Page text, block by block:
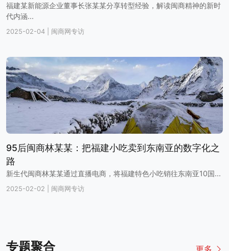
福建某新能源企业董事长张某某分享转型经验，解读闽商精神的新时
代内涵...
2025-02-04 闽商网专访
95后闽商林某某：把福建小吃卖到东南亚的数字化之
路
新生代闽商林某某通过直播电商，将福建特色小吃销往东南亚10国...
2025-02-02 闽商网专访
专题聚合 更多